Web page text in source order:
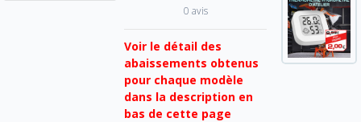
0 avis
Voir le détail des
abaissements obtenus
pour chaque modèle
dans la description en
bas de cette page